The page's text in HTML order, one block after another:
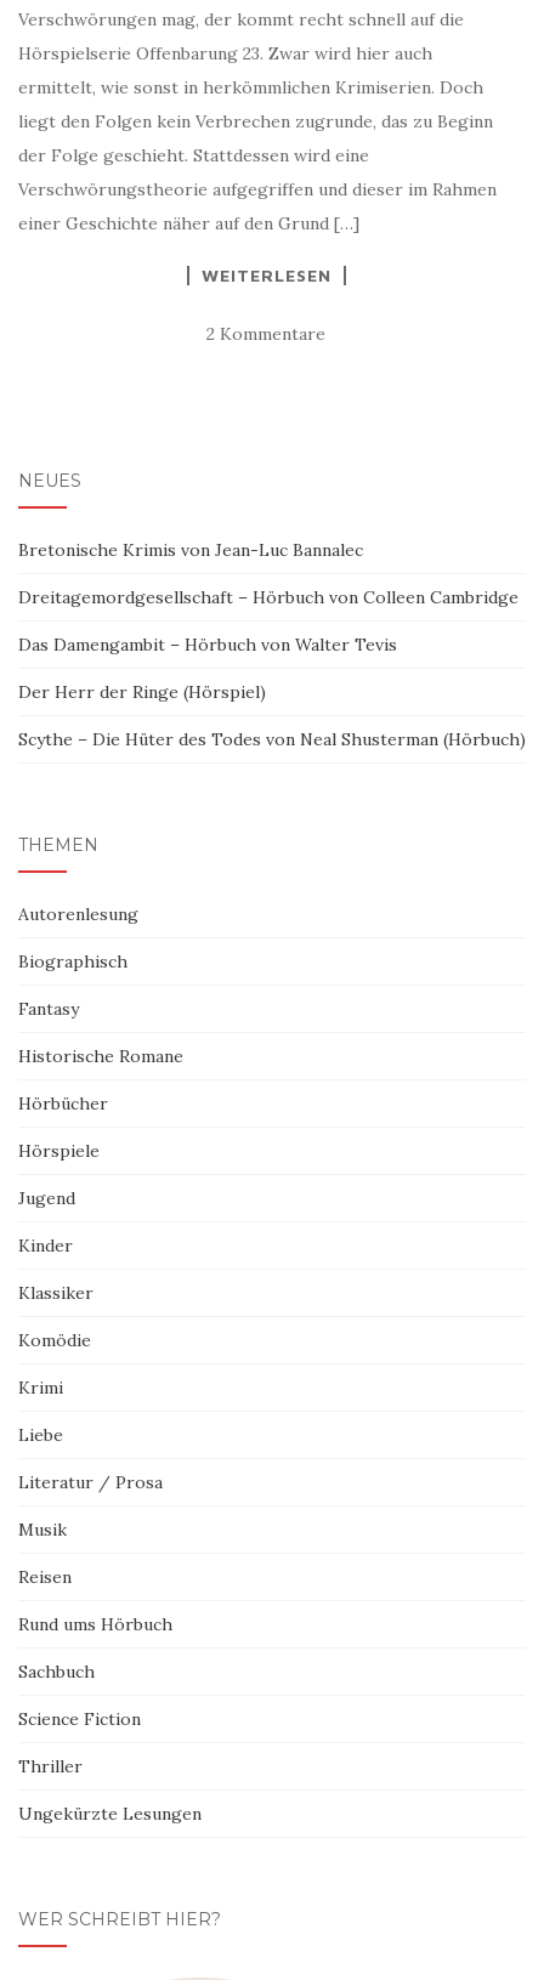
Verschwörungen mag, der kommt recht schnell auf die
Hörspielserie Offenbarung 23. Zwar wird hier auch
ermittelt, wie sonst in herkömmlichen Krimiserien. Doch
liegt den Folgen kein Verbrechen zugrunde, das zu Beginn
der Folge geschieht. Stattdessen wird eine
Verschwörungstheorie aufgegriffen und dieser im Rahmen
einer Geschichte näher auf den Grund […]
WEITERLESEN
2 Kommentare
NEUES
Bretonische Krimis von Jean-Luc Bannalec
Dreitagemordgesellschaft – Hörbuch von Colleen Cambridge
Das Damengambit – Hörbuch von Walter Tevis
Der Herr der Ringe (Hörspiel)
Scythe – Die Hüter des Todes von Neal Shusterman (Hörbuch)
THEMEN
Autorenlesung
Biographisch
Fantasy
Historische Romane
Hörbücher
Hörspiele
Jugend
Kinder
Klassiker
Komödie
Krimi
Liebe
Literatur / Prosa
Musik
Reisen
Rund ums Hörbuch
Sachbuch
Science Fiction
Thriller
Ungekürzte Lesungen
WER SCHREIBT HIER?